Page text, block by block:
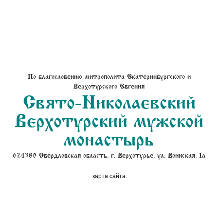
По благословению митрополита Екатеринбургского и
Верхотурского Евгения
Свято-Николаевский
Верхотурский мужской
монастырь
624380 Свердловская область, г. Верхотурье, ул. Воинская, 1а
карта сайта